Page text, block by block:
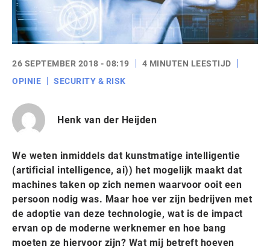
26 SEPTEMBER 2018 - 08:19
4 MINUTEN LEESTIJD
OPINIE
SECURITY & RISK
Henk van der Heijden
We weten inmiddels dat kunstmatige intelligentie
(artificial intelligence, ai)) het mogelijk maakt dat
machines taken op zich nemen waarvoor ooit een
persoon nodig was. Maar hoe ver zijn bedrijven met
de adoptie van deze technologie, wat is de impact
ervan op de moderne werknemer en hoe bang
moeten ze hiervoor zijn? Wat mij betreft hoeven